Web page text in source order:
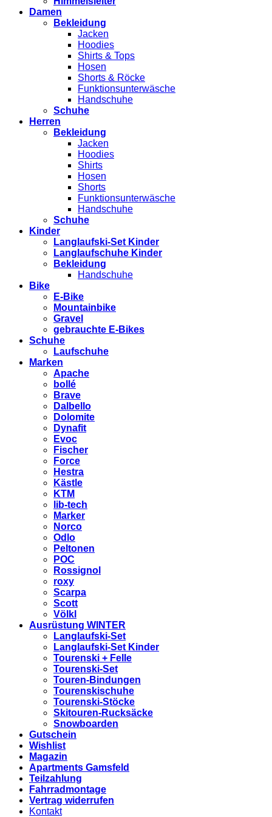
Damen
Bekleidung
Jacken
Hoodies
Shirts & Tops
Hosen
Shorts & Röcke
Funktionsunterwäsche
Handschuhe
Schuhe
Herren
Bekleidung
Jacken
Hoodies
Shirts
Hosen
Shorts
Funktionsunterwäsche
Handschuhe
Schuhe
Kinder
Langlaufski-Set Kinder
Langlaufschuhe Kinder
Bekleidung
Handschuhe
Bike
E-Bike
Mountainbike
Gravel
gebrauchte E-Bikes
Schuhe
Laufschuhe
Marken
Apache
bollé
Brave
Dalbello
Dolomite
Dynafit
Evoc
Fischer
Force
Hestra
Kästle
KTM
lib-tech
Marker
Norco
Odlo
Peltonen
POC
Rossignol
roxy
Scarpa
Scott
Völkl
Ausrüstung WINTER
Langlaufski-Set
Langlaufski-Set Kinder
Tourenski + Felle
Tourenski-Set
Touren-Bindungen
Tourenskischuhe
Tourenski-Stöcke
Skitouren-Rucksäcke
Snowboarden
Gutschein
Wishlist
Magazin
Apartments Gamsfeld
Teilzahlung
Fahrradmontage
Vertrag widerrufen
Kontakt